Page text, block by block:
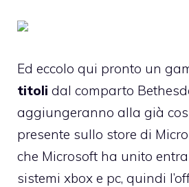
Ed eccolo qui pronto un
titoli dal comparto
aggiungeranno alla già
presente sullo store di
che Microsoft ha unito
sistemi xbox e pc, quindi